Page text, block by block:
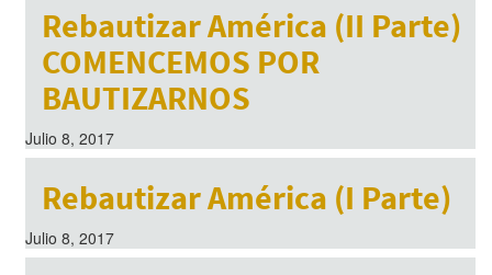
Rebautizar América (II Parte)
COMENCEMOS POR
BAUTIZARNOS
Julio 8, 2017
Rebautizar América (I Parte)
Julio 8, 2017